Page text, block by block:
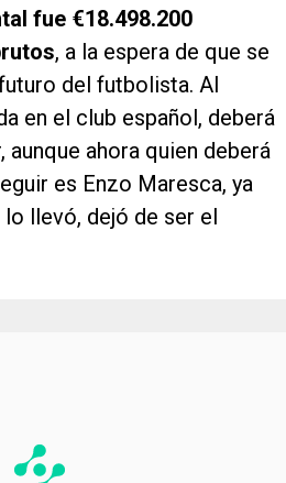
fue €18.498.200
, a la espera de que se
del futbolista. Al
en el club español, deberá
ahora quien deberá
es Enzo Maresca, ya
lo llevó, dejó de ser el